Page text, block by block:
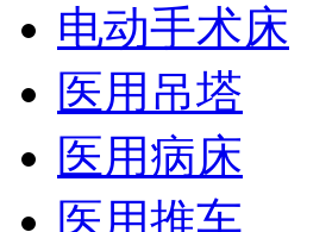
电动手术床
医用吊塔
医用病床
医用推车